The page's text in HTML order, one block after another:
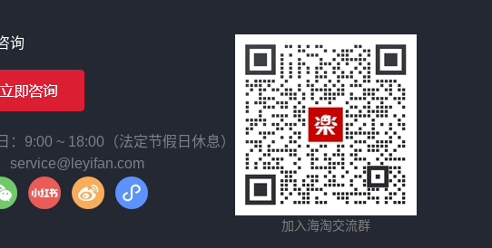
询
：9:00 ~ 18:00（法定节假日休息）
service@leyifan.com
加入海淘交流群